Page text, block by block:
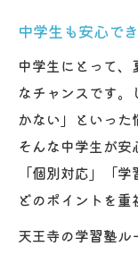
中学生も安心で
中学生にとって
なチャンスです
かない」といった
そんな中学生が安
「個別対応」「
どのポイントを重
天王寺の学習塾